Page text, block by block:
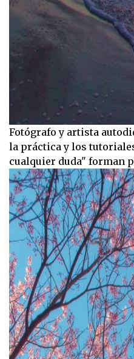
Fotógrafo y artista
la práctica y los
cualquier duda" forman